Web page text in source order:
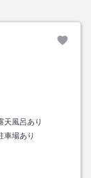
天風呂あり
車場あり